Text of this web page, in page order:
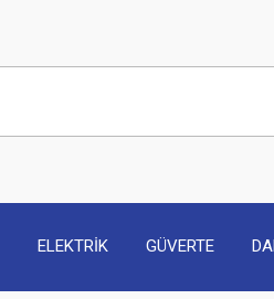
ELEKTRİK GÜVERTE